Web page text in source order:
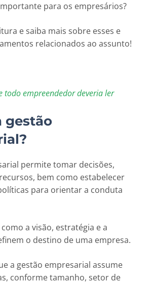
para os empresários?
e saiba mais sobre esses e
relacionados ao assunto!
todo empreendedor deveria ler
gestão
permite tomar decisões,
bem como estabelecer
para orientar a conduta
a visão, estratégia e a
o destino de uma empresa.
a gestão empresarial assume
conforme tamanho, setor de